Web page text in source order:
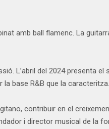
amb ball flamenc. La
L’abril del 2024 presenta el
base R&B que la caracteritza.
contribuir en el
i director musical de la